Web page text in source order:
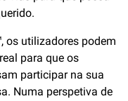
os utilizadores podem
para que os
participar na sua
Numa perspetiva de